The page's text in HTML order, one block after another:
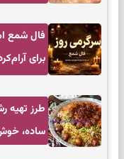
برای
طرز تهیه
ساده،